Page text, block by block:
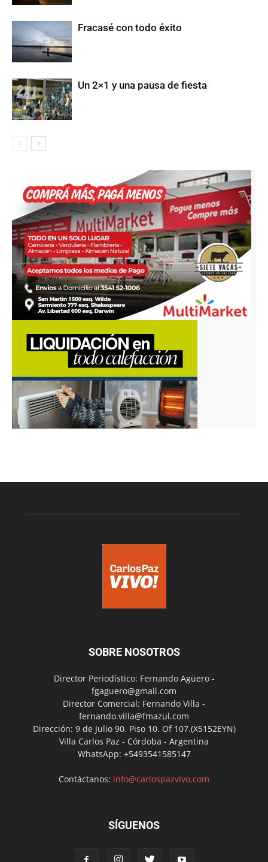
Fracasé con todo éxito
Un 2×1 y una pausa de fiesta
SOBRE NOSOTROS
Director Periodístico: Fernando Agüero -
fgaguero@gmail.com
Director Comercial: Fernando Villa -
fernando.villa@fmazul.com
Dirección: 9 de Julio 90. Piso 10. Of 107.(X5152EYN)
Villa Carlos Paz - Córdoba - Argentina
WhatsApp: +5493541585147
Contáctanos: info@carlospazvivo.com
SÍGUENOS